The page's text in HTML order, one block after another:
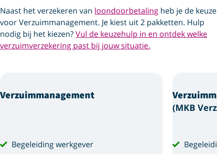
Naast het verzekeren van loondoorbetaling heb je de keuze
voor Verzuimmanagement. Je kiest uit 2 pakketten. Hulp
nodig bij het kiezen?Vul de keuzehulp in en ontdek welke
verzuimverzekering past bij jouw situatie.
Verzuimmanagement
Begeleiding werkgever
(MKB